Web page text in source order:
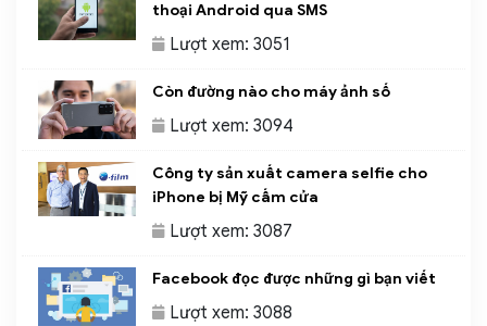
thoại Android qua SMS
Lượt xem: 3051
Còn đường nào cho máy ảnh số
Lượt xem: 3094
Công ty sản xuất camera selfie cho
iPhone bị Mỹ cấm cửa
Lượt xem: 3087
Facebook đọc được những gì bạn viết
Lượt xem: 3088